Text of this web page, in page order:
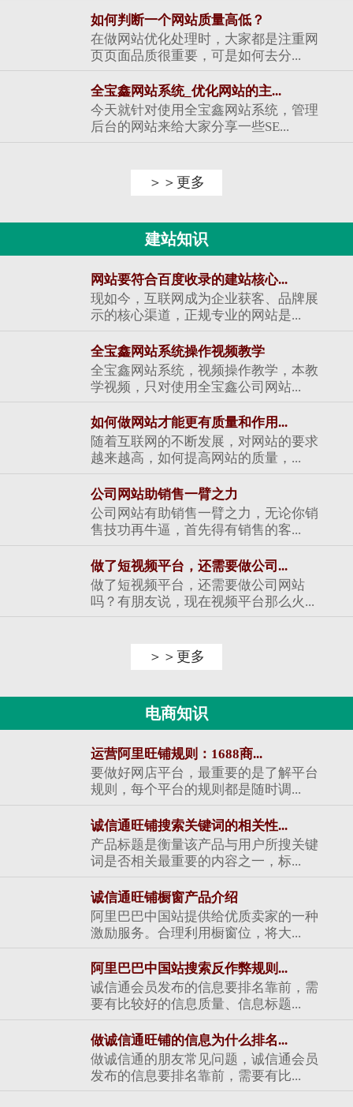
如何判断一个网站质量高低？
在做网站优化处理时，大家都是注重网
页页面品质很重要，可是如何去分...
全宝鑫网站系统_优化网站的主...
今天就针对使用全宝鑫网站系统，管理
后台的网站来给大家分享一些SE...
＞＞更多
建站知识
网站要符合百度收录的建站核心...
现如今，互联网成为企业获客、品牌展
示的核心渠道，正规专业的网站是...
全宝鑫网站系统操作视频教学
全宝鑫网站系统，视频操作教学，本教
学视频，只对使用全宝鑫公司网站...
如何做网站才能更有质量和作用...
随着互联网的不断发展，对网站的要求
越来越高，如何提高网站的质量，...
公司网站助销售一臂之力
公司网站有助销售一臂之力，无论你销
售技功再牛逼，首先得有销售的客...
做了短视频平台，还需要做公司...
做了短视频平台，还需要做公司网站
吗？有朋友说，现在视频平台那么火...
＞＞更多
电商知识
运营阿里旺铺规则：1688商...
要做好网店平台，最重要的是了解平台
规则，每个平台的规则都是随时调...
诚信通旺铺搜索关键词的相关性...
产品标题是衡量该产品与用户所搜关键
词是否相关最重要的内容之一，标...
诚信通旺铺橱窗产品介绍
阿里巴巴中国站提供给优质卖家的一种
激励服务。合理利用橱窗位，将大...
阿里巴巴中国站搜索反作弊规则...
诚信通会员发布的信息要排名靠前，需
要有比较好的信息质量、信息标题...
做诚信通旺铺的信息为什么排名...
做诚信通的朋友常见问题，诚信通会员
发布的信息要排名靠前，需要有比...